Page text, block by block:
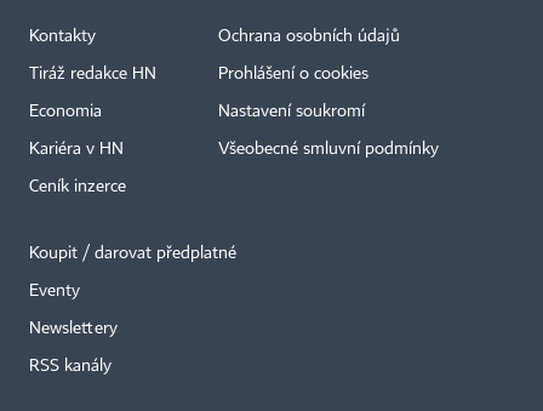
Kontakty
Tiráž redakce HN
Economia
Kariéra v HN
Ceník inzerce
Ochrana osobních údajů
Prohlášení o cookies
Nastavení soukromí
Všeobecné smluvní podmínky
Koupit / darovat předplatné
Eventy
Newslettery
RSS kanály